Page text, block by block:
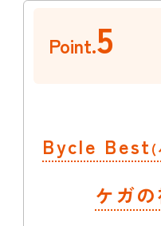
Point.5
Bycle Best (
ケガ